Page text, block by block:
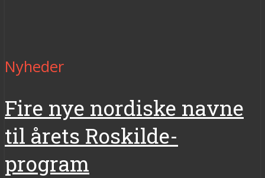
Nyheder
Fire nye nordiske navne
til årets Roskilde-
program